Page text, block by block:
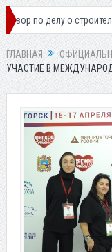
о строительстве
ГЛАВНАЯ
УЧАСТИЕ В